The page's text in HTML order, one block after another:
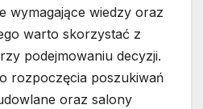
wymagające wiedzy oraz
warto skorzystać z
podejmowaniu decyzji.
rozpoczęcia poszukiwań
oraz salony